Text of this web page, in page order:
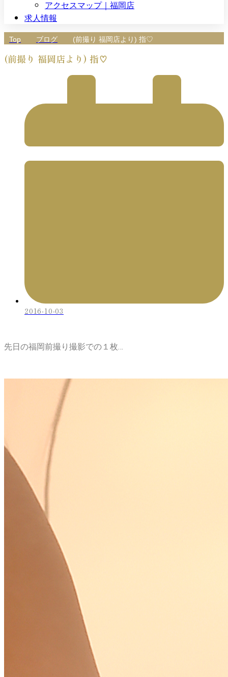
アクセスマップ｜福岡店
求人情報
Top ブログ (前撮り 福岡店より) 指♡
(前撮り 福岡店より) 指♡
2016-10-03
先日の福岡前撮り撮影での１枚…